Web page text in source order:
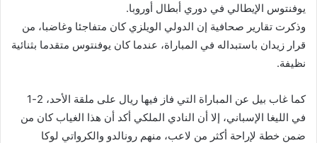
يوفنتوس الإيطالي في دوري أبطال أوروبا.
وذكرت تقارير صحافية إن الدولي الويلزي كان متفاجئا وغاضبا، من
قرار زيدان باستبداله في المباراة، عندما كان يوفنتوس متقدما بثنائية
نظيفة.
كما غاب بيل عن المباراة التي فاز فيها ريال على ملقة الأحد، 2-1
في الليغا الإسباني، إلا أن النادي الملكي أكد أن هذا الغياب كان من
ضمن خطة لإراحة أكثر من لاعب، منهم رونالدو والكرواتي لوكا